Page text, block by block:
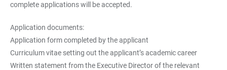
complete applications will be accepted.
Application documents:
Application form completed by the applicant
Curriculum vitae setting out the applicant’s academic career
Written statement from the Executive Director of the relevant